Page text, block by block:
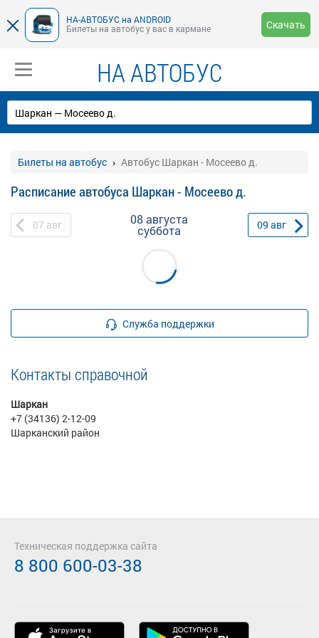
НА-АВТОБУС на ANDROID
Билеты на автобус у вас в кармане
Скачать
НА АВТОБУС
Билеты на автобус Автобус Шаркан - Мосеево д.
Расписание автобуса Шаркан - Мосеево д.
07 авг 08 августа
суббота 09 авг
Служба поддержки
Контакты справочной
Шаркан
+7 (34136) 2-12-09
Шарканский район
Техническая поддержка сайта
8 800 600-03-38